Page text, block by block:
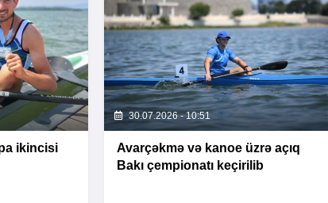
ikincisi
30.07.2026 - 10:51
Avarçəkmə və kanoe üzrə açıq
Bakı çempionatı keçirilib